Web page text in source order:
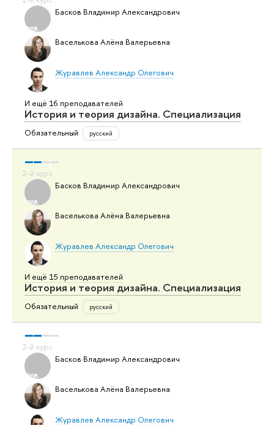
Басков Владимир Александрович
Васелькова Алёна Валерьевна
Журавлев Александр Олегович
И ещё 16 преподавателей
История и теория дизайна. Специализация
Обязательный русский
Басков Владимир Александрович
Васелькова Алёна Валерьевна
Журавлев Александр Олегович
И ещё 15 преподавателей
История и теория дизайна. Специализация
Обязательный русский
Басков Владимир Александрович
Васелькова Алёна Валерьевна
Журавлев Александр Олегович